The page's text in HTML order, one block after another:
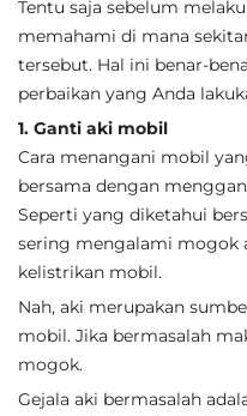
Tentu saja sebelum
memahami di mana
tersebut. Hal ini benar-
perbaikan yang Anda
1. Ganti aki mobil
Cara menangani mobil
bersama dengan
Seperti yang diketahui
sering mengalami mogok
kelistrikan mobil.
Nah, aki merupakan
mobil. Jika bermasalah
mogok.
Gejala aki bermasalah